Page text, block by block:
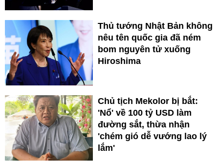
Thủ tướng Nhật Bản không
nêu tên quốc gia đã ném
bom nguyên tử xuống
Hiroshima
Chủ tịch Mekolor bị bắt:
'Nổ' về 100 tỷ USD làm
đường sắt, thừa nhận
'chém gió dễ vướng lao lý
lắm'